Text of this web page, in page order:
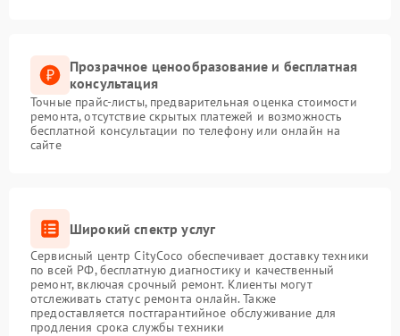
Прозрачное ценообразование и бесплатная
консультация
Точные прайс-листы, предварительная оценка стоимости
ремонта, отсутствие скрытых платежей и возможность
бесплатной консультации по телефону или онлайн на
сайте
Широкий спектр услуг
Сервисный центр CityCoco обеспечивает доставку техники
по всей РФ, бесплатную диагностику и качественный
ремонт, включая срочный ремонт. Клиенты могут
отслеживать статус ремонта онлайн. Также
предоставляется постгарантийное обслуживание для
продления срока службы техники